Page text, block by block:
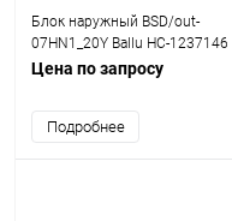
Блок наружный BSD/out-
07HN1_20Y Ballu НС-1237146
Цена по запросу
Подробнее